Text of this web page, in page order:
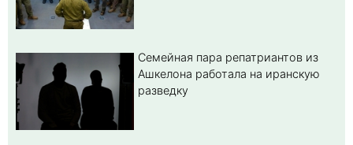
Семейная пара репатриантов из
Ашкелона работала на иранскую
разведку